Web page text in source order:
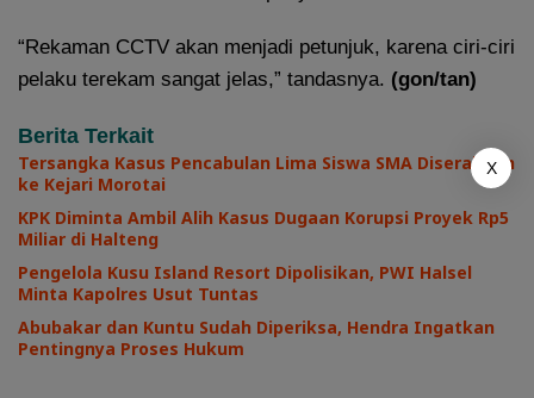
“Rekaman CCTV akan menjadi petunjuk, karena ciri-ciri
pelaku terekam sangat jelas,” tandasnya. (gon/tan)
Berita Terkait
Tersangka Kasus Pencabulan Lima Siswa SMA Diserahkan
ke Kejari Morotai
KPK Diminta Ambil Alih Kasus Dugaan Korupsi Proyek Rp5
Miliar di Halteng
Pengelola Kusu Island Resort Dipolisikan, PWI Halsel
Minta Kapolres Usut Tuntas
Abubakar dan Kuntu Sudah Diperiksa, Hendra Ingatkan
Pentingnya Proses Hukum
X